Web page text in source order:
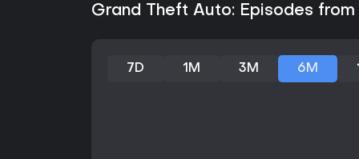
Grand Theft Auto: Episodes
7D 1M 3M 6M